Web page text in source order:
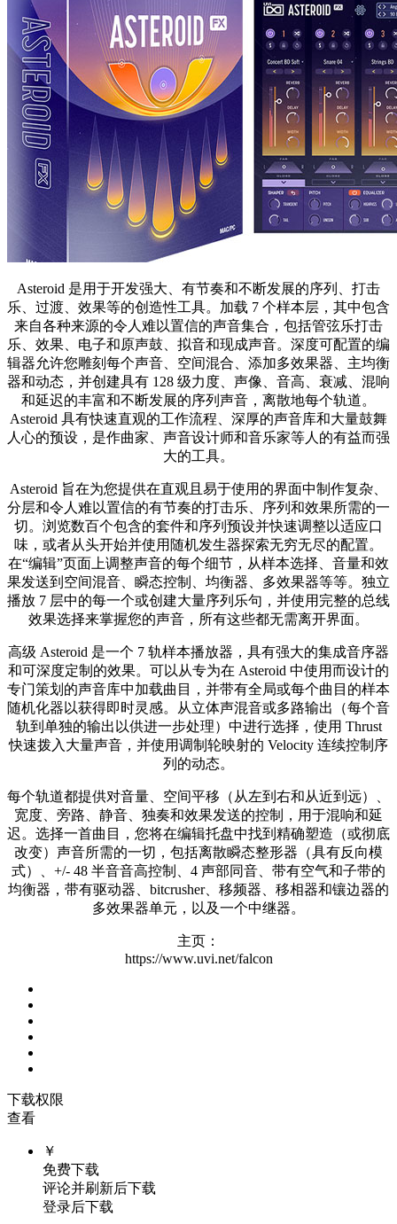
Asteroid 是用于开发强大、有节奏和不断发展的序列、打击
乐、过渡、效果等的创造性工具。加载 7 个样本层，其中包含
来自各种来源的令人难以置信的声音集合，包括管弦乐打击
乐、效果、电子和原声鼓、拟音和现成声音。深度可配置的编
辑器允许您雕刻每个声音、空间混合、添加多效果器、主均衡
器和动态，并创建具有 128 级力度、声像、音高、衰减、混响
和延迟的丰富和不断发展的序列声音，离散地每个轨道。
Asteroid 具有快速直观的工作流程、深厚的声音库和大量鼓舞
人心的预设，是作曲家、声音设计师和音乐家等人的有益而强
大的工具。
Asteroid 旨在为您提供在直观且易于使用的界面中制作复杂、
分层和令人难以置信的有节奏的打击乐、序列和效果所需的一
切。浏览数百个包含的套件和序列预设并快速调整以适应口
味，或者从头开始并使用随机发生器探索无穷无尽的配置。
在“编辑”页面上调整声音的每个细节，从样本选择、音量和效
果发送到空间混音、瞬态控制、均衡器、多效果器等等。独立
播放 7 层中的每一个或创建大量序列乐句，并使用完整的总线
效果选择来掌握您的声音，所有这些都无需离开界面。
高级 Asteroid 是一个 7 轨样本播放器，具有强大的集成音序器
和可深度定制的效果。可以从专为在 Asteroid 中使用而设计的
专门策划的声音库中加载曲目，并带有全局或每个曲目的样本
随机化器以获得即时灵感。从立体声混音或多路输出（每个音
轨到单独的输出以供进一步处理）中进行选择，使用 Thrust
快速拨入大量声音，并使用调制轮映射的 Velocity 连续控制序
列的动态。
每个轨道都提供对音量、空间平移（从左到右和从近到远）、
宽度、旁路、静音、独奏和效果发送的控制，用于混响和延
迟。选择一首曲目，您将在编辑托盘中找到精确塑造（或彻底
改变）声音所需的一切，包括离散瞬态整形器（具有反向模
式）、+/- 48 半音音高控制、4 声部同音、带有空气和子带的
均衡器，带有驱动器、bitcrusher、移频器、移相器和镶边器的
多效果器单元，以及一个中继器。
主页：
https://www.uvi.net/falcon
下载权限
查看
￥
免费下载
评论并刷新后下载
登录后下载